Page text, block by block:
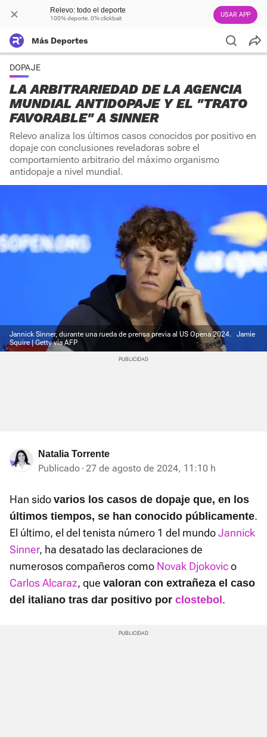
Relevo: todo el deporte
100% deporte. 0% clickbait USAR APP
Más Deportes
DOPAJE
LA ARBITRARIEDAD DE LA AGENCIA
MUNDIAL ANTIDOPAJE Y EL "TRATO
FAVORABLE" A SINNER
Relevo analiza los últimos casos conocidos por positivo en
dopaje con conclusiones reveladoras sobre el
comportamiento arbitrario del máximo organismo
antidopaje a nivel mundial.
Jannick Sinner, durante una rueda de prensa previa al US Opena 2024.
Jamie
Squire | Getty vía AFP
Natalia Torrente
Publicado 27 de agosto de 2024, 11:10 h
Han sido varios los casos de dopaje que, en los
últimos tiempos, se han conocido públicamente.
El último, el del tenista número 1 del mundoJannick
Sinner, ha desatado las declaraciones de
numerosos compañeros como Novak Djokovico
Carlos Alcaraz, que valoran con extrañeza el caso
del italiano tras dar positivo por clostebol .